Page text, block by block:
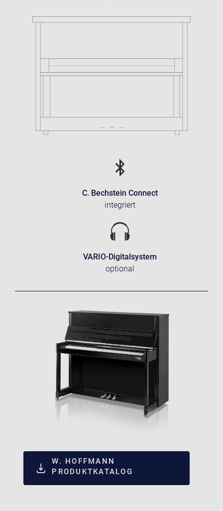
C. Bechstein Connect
integriert
VARIO-Digitalsystem
optional
W. HOFFMANN
PRODUKTKATALOG